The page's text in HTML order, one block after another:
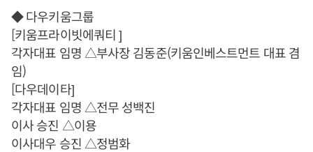
◆ 다우키움그룹
[키움프라이빗에쿼티 ]
각자대표 임명 △부사장 김동준(키움인베스트먼트 대표 겸
임)
[다우데이타]
각자대표 임명 △전무 성백진
이사 승진 △이용
이사대우 승진 △정범화